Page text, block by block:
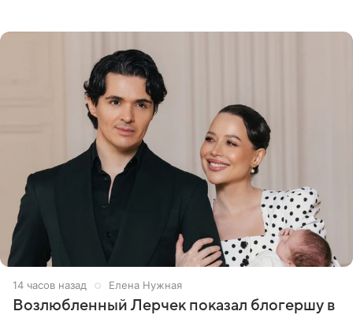
14 часов назад Елена Нужная
Возлюбленный Лерчек показал блогершу в